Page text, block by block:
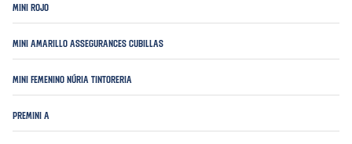
Mini Rojo
Mini Amarillo Assegurances Cubillas
Mini Femenino Núria Tintoreria
Premini A